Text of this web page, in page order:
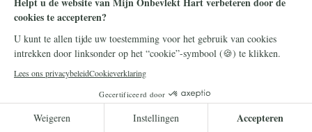
Kerk
5 mei 2026
Het nieuw leven inblazen van heilige
ruimtes – de restauratie van de